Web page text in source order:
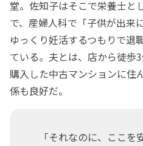
堂。佐知子はそこで栄養士と
で、産婦人科で「子供が出来
ゆっくり妊活するつもりで退
ている。夫とは、店から徒歩
購入した中古マンションに住
係も良好だ。
「それなのに、ここを